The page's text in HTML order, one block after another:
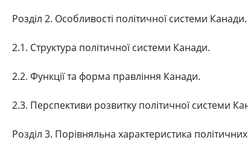
Розділ 2. Особливості політичної системи Канади.
2.1. Структура політичної системи Канади.
2.2. Функції та форма правління Канади.
2.3. Перспективи розвитку політичної системи
Розділ 3. Порівняльна характеристика